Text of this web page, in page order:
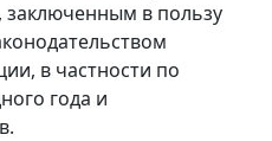
заключенным в пользу
в частности по
года и